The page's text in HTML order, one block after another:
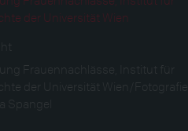
der Universität Wien
Frauennachlässe, Institut für
der Universität Wien/Fotografie:
Spangel